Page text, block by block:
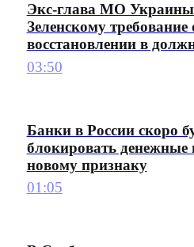
Экс-глава МО
Зеленскому требование
восстановлении в
03:50
Банки в России скоро
блокировать денежные
новому признаку
01:05